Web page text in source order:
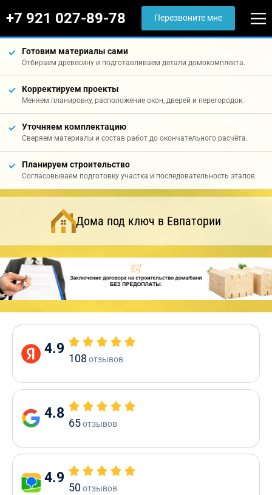
+7 921 027-89-78 Перезвоните мне
Готовим материалы сами
Отбираем древесину и подготавливаем детали домокомплекта.
Корректируем проекты
Меняем планировку, расположение окон, дверей и перегородок.
Уточняем комплектацию
Сверяем материалы и состав работ до окончательного расчёта.
Планируем строительство
Согласовываем подготовку участка и последовательность этапов.
Дома под ключ в Евпатории
4.9
108 отзывов
4.8
65отзывов
4.9
50отзывов